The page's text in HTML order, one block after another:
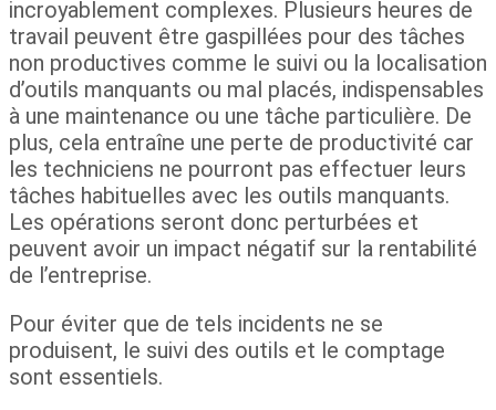
incroyablement complexes. Plusieurs heures de
travail peuvent être gaspillées pour des tâches
non productives comme le suivi ou la localisation
d’outils manquants ou mal placés, indispensables
à une maintenance ou une tâche particulière. De
plus, cela entraîne une perte de productivité car
les techniciens ne pourront pas effectuer leurs
tâches habituelles avec les outils manquants.
Les opérations seront donc perturbées et
peuvent avoir un impact négatif sur la rentabilité
de l’entreprise.
Pour éviter que de tels incidents ne se
produisent, le suivi des outils et le comptage
sont essentiels.